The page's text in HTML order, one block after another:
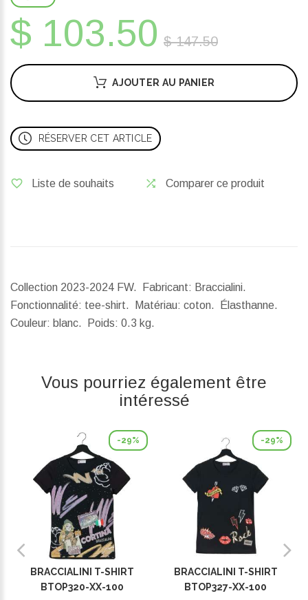
$ 103.50 $ 147.50
AJOUTER AU PANIER
RÉSERVER CET ARTICLE
Liste de souhaits Comparer ce produit
Collection 2023-2024 FW. Fabricant: Braccialini.
Fonctionnalité: tee-shirt. Matériau: coton. Élasthanne.
Couleur: blanc.
Poids: 0.3 kg.
Vous pourriez également être
intéressé
-29%
BRACCIALINI T-SHIRT
BTOP320-XX-100
-29%
BRACCIALINI T-SHIRT
BTOP327-XX-100